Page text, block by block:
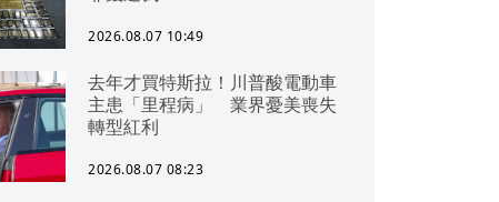
2026.08.07 10:49
去年才買特斯拉！川普酸電動車
主患「里程病」 業界憂美喪失
轉型紅利
2026.08.07 08:23